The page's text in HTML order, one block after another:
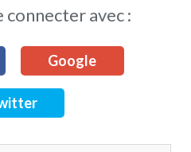
avec :
Google